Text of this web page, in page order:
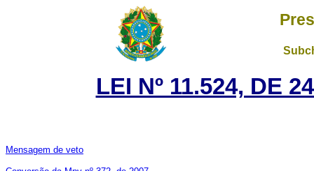
LEI Nº 11.524, DE
Mensagem de veto